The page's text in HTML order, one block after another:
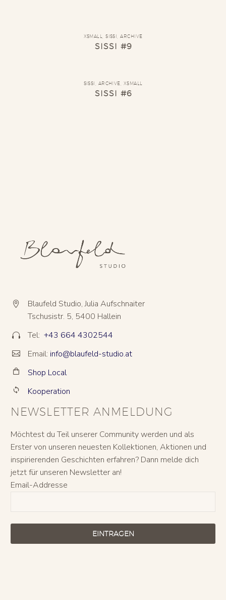
XSMALL ,SISSI ,ARCHIVE
SISSI #9
SISSI ARCHIVE XSMALL
SISSI #6


Blaufeld Studio, Julia Aufschnaiter
Tschusistr. 5, 5400 Hallein

 Tel: +43 664 4302544

 Email: info@blaufeld-studio.at

 Shop Local

 Kooperation
NEWSLETTER ANMELDUNG
Möchtest du Teil unserer Community werden und als
Erster von unseren neuesten Kollektionen, Aktionen und
inspirierenden Geschichten erfahren? Dann melde dich
jetzt für unseren Newsletter an!
Email-Addresse
EINTRAGEN